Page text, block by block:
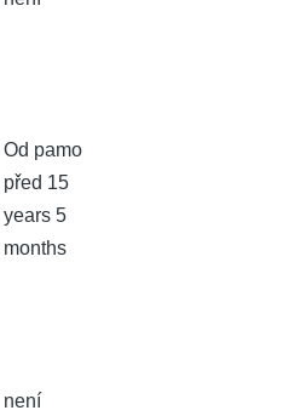
Od pamo
před 15
years 5
months
není